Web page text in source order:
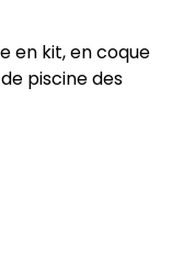
en kit, en coque
piscine des